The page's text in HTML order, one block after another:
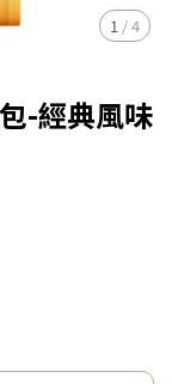
1 /4
-經典風味